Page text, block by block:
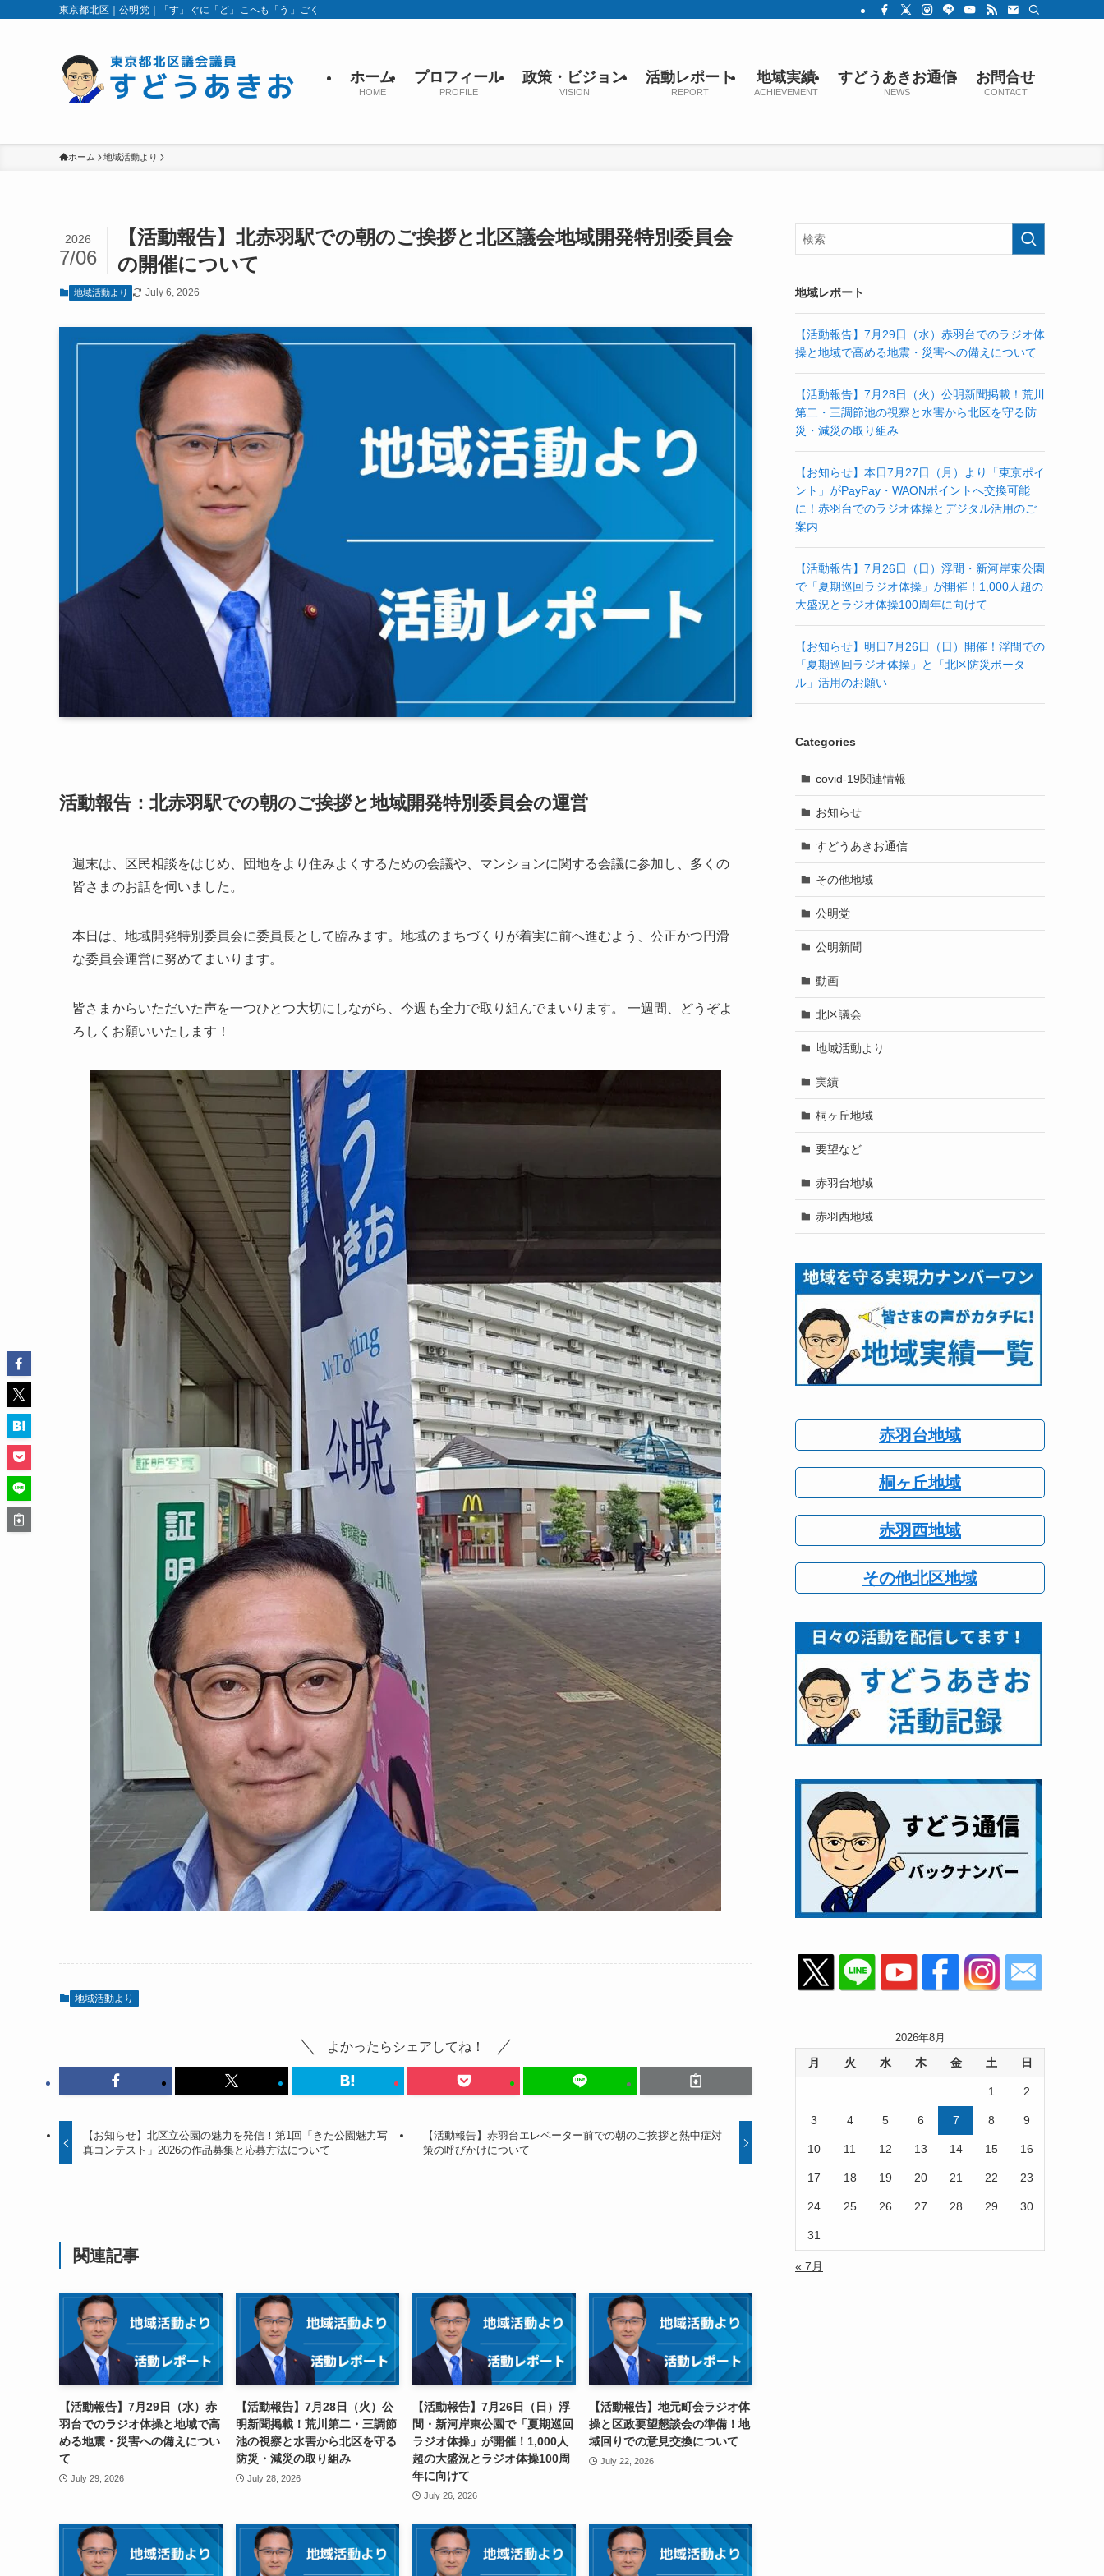
東京都北区｜公明党｜「す」ぐに「ど」こへも「う」ごく
ホーム
HOME
プロフィール
PROFILE
政策・ビジョン
VISION
活動レポート
REPORT
地域実績
ACHIEVEMENT
すどうあきお通信
NEWS
お問合せ
CONTACT
ホーム 地域活動より
【活動報告】北赤羽駅での朝のご挨拶と北区議会地域開発特別委員会
の開催について
2026
7/06
地域活動より July 6, 2026
活動報告：北赤羽駅での朝のご挨拶と地域開発特別委員会の運営
週末は、区民相談をはじめ、団地をより住みよくするための会議や、マンションに関する会議に参加し、多くの
皆さまのお話を伺いました。
本日は、地域開発特別委員会に委員長として臨みます。地域のまちづくりが着実に前へ進むよう、公正かつ円滑
な委員会運営に努めてまいります。
皆さまからいただいた声を一つひとつ大切にしながら、今週も全力で取り組んでまいります。 一週間、どうぞよ
ろしくお願いいたします！
地域活動より
よかったらシェアしてね！
【お知らせ】北区立公園の魅力を発信！第1回「きた公園魅力写
真コンテスト」2026の作品募集と応募方法について
【活動報告】赤羽台エレベーター前での朝のご挨拶と熱中症対
策の呼びかけについて
関連記事
【活動報告】7月29日（水）赤
羽台でのラジオ体操と地域で高
める地震・災害への備えについ
て
July 29, 2026
【活動報告】7月28日（火）公
明新聞掲載！荒川第二・三調節
池の視察と水害から北区を守る
防災・減災の取り組み
July 28, 2026
【活動報告】7月26日（日）浮
間・新河岸東公園で「夏期巡回
ラジオ体操」が開催！1,000人
超の大盛況とラジオ体操100周
年に向けて
July 26, 2026
【活動報告】地元町会ラジオ体
操と区政要望懇談会の準備！地
域回りでの意見交換について
July 22, 2026
地域レポート
【活動報告】7月29日（水）赤羽台でのラジオ体
操と地域で高める地震・災害への備えについて
【活動報告】7月28日（火）公明新聞掲載！荒川
第二・三調節池の視察と水害から北区を守る防
災・減災の取り組み
【お知らせ】本日7月27日（月）より「東京ポイ
ント」がPayPay・WAONポイントへ交換可能
に！赤羽台でのラジオ体操とデジタル活用のご
案内
【活動報告】7月26日（日）浮間・新河岸東公園
で「夏期巡回ラジオ体操」が開催！1,000人超の
大盛況とラジオ体操100周年に向けて
【お知らせ】明日7月26日（日）開催！浮間での
「夏期巡回ラジオ体操」と「北区防災ポータ
ル」活用のお願い
Categories
covid-19関連情報
お知らせ
すどうあきお通信
その他地域
公明党
公明新聞
動画
北区議会
地域活動より
実績
桐ヶ丘地域
要望など
赤羽台地域
赤羽西地域
赤羽台地域
桐ヶ丘地域
赤羽西地域
その他北区地域
2026年8月
月 火 水 木 金 土 日
1 2
3 4 5 6 7 8 9
10 11 12 13 14 15 16
17 18 19 20 21 22 23
24 25 26 27 28 29 30
31
« 7月